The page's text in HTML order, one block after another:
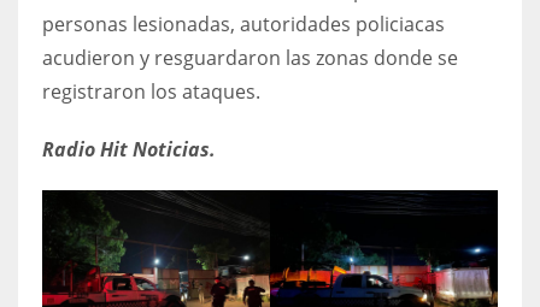
personas lesionadas, autoridades policiacas
acudieron y resguardaron las zonas donde se
registraron los ataques.
Radio Hit Noticias.